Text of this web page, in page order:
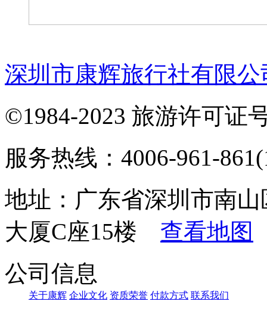
深圳市康辉旅行社有限
©1984-2023 旅游许可证
服务热线：4006-961-
地址：广东省深圳市南
大厦C座15楼 查看地图
公司信息
关于康辉 企业文化 资质荣誉 付款方式 联系我们